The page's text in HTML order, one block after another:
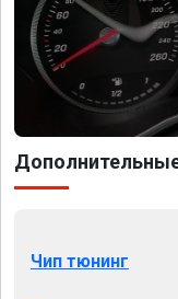
Чип тюнинг